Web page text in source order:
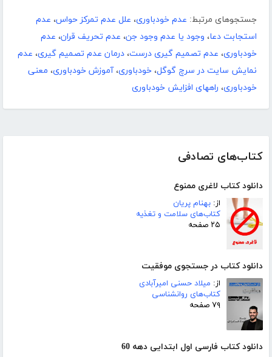
کتاب‌های تصادفی
دانلود کتاب لاغری ممنوع
از: بهنام پریان
کتاب‌های سلامت و تغذیه
۲۵ صفحه
دانلود کتاب در جستجوی موفقیت
از: میلاد حسنی امیرآبادی
کتاب‌های روانشناسی
۷۹ صفحه
دانلود کتاب فارسی اول ابتدایی دهه 60
جستجوهای مرتبط: عدم خودباوری، علل عدم تمرکز حواس، عدم
استجابت دعا، وجود یا عدم وجود جن، عدم تحریف قران، عدم
خودباوری، عدم تصمیم گیری درست، درمان عدم تصمیم گیری، عدم
نمایش سایت در سرچ گوگل، خودباوری،آموزش خودباوری، معنی
خودباوری، راههای افزایش خودباوری